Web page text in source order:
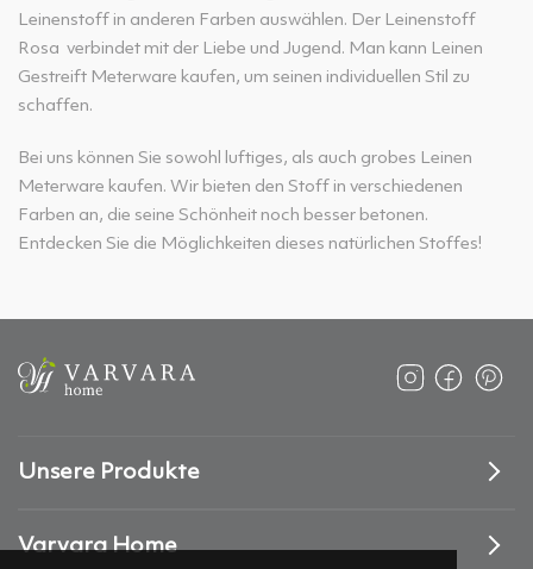
Leinenstoff in anderen Farben auswählen. Der Leinenstoff
Rosa verbindet mit der Liebe und Jugend. Man kann Leinen
Gestreift Meterware kaufen, um seinen individuellen Stil zu
schaffen.
Bei uns können Sie sowohl luftiges, als auch grobes Leinen
Meterware kaufen. Wir bieten den Stoff in verschiedenen
Farben an, die seine Schönheit noch besser betonen.
Entdecken Sie die Möglichkeiten dieses natürlichen Stoffes!
Unsere Produkte
Varvara Home